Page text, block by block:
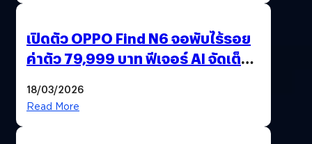
เปิดตัว OPPO Find N6 จอพับไร้รอย
ค่าตัว 79,999 บาท ฟีเจอร์ AI จัดเต็ม
18/03/2026
Read More